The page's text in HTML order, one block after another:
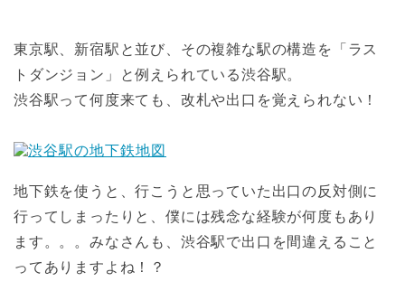
東京駅、新宿駅と並び、その複雑な駅の構造を「ラス
トダンジョン」と例えられている渋谷駅。
渋谷駅って何度来ても、改札や出口を覚えられない！
地下鉄を使うと、行こうと思っていた出口の反対側に
行ってしまったりと、僕には残念な経験が何度もあり
ます。。。みなさんも、渋谷駅で出口を間違えること
ってありますよね！？